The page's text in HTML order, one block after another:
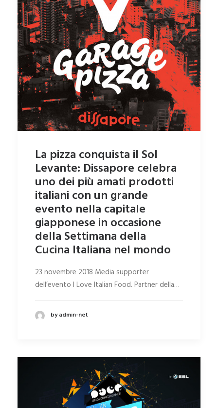
La pizza conquista il Sol
Levante: Dissapore celebra
uno dei più amati prodotti
italiani con un grande
evento nella capitale
giapponese in occasione
della Settimana della
Cucina Italiana nel mondo
23 novembre 2018 Media supporter
dell’evento I Love Italian Food. Partner della…
by admin-net